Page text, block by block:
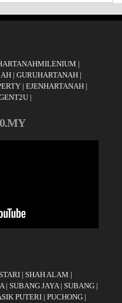
|
| GURUHARTANAH |
| EJENHARTANAH |
|
| SHAH ALAM |
| SUBANG JAYA | SUBANG |
PUTERI | PUCHONG |